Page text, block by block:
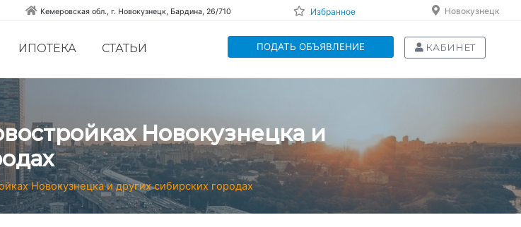
Кемеровская обл., г. Новокузнецк, Бардина, 26/710 Избранное Новокузнецк
ИПОТЕКА СТАТЬИ ПОДАТЬ ОБЪЯВЛЕНИЕ КАБИНЕТ
Новокузнецка и
Новокузнецка и других сибирских городах